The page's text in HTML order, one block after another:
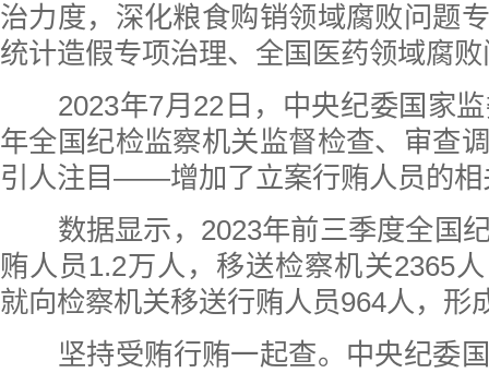
治力度，深化粮食购销领域腐败问题
统计造假专项治理、全国医药领域腐
2023年7月22日，中央纪委国家
年全国纪检监察机关监督检查、审查
引人注目——增加了立案行贿人员的相
数据显示，2023年前三季度全国
贿人员1.2万人，移送检察机关2365
就向检察机关移送行贿人员964人，形
坚持受贿行贿一起查。中央纪委